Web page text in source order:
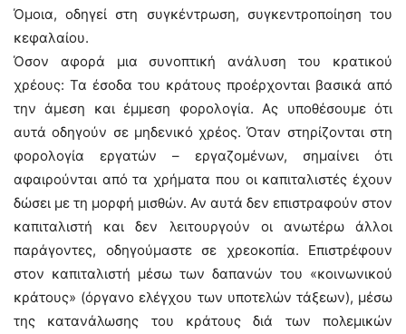
Όμοια, οδηγεί στη συγκέντρωση, συγκεντροποίηση του
κεφαλαίου.
Όσον αφορά μια συνοπτική ανάλυση του κρατικού
χρέους: Τα έσοδα του κράτους προέρχονται βασικά από
την άμεση και έμμεση φορολογία. Ας υποθέσουμε ότι
αυτά οδηγούν σε μηδενικό χρέος. Όταν στηρίζονται στη
φορολογία εργατών – εργαζομένων, σημαίνει ότι
αφαιρούνται από τα χρήματα που οι καπιταλιστές έχουν
δώσει με τη μορφή μισθών. Αν αυτά δεν επιστραφούν στον
καπιταλιστή και δεν λειτουργούν οι ανωτέρω άλλοι
παράγοντες, οδηγούμαστε σε χρεοκοπία. Επιστρέφουν
στον καπιταλιστή μέσω των δαπανών του «κοινωνικού
κράτους» (όργανο ελέγχου των υποτελών τάξεων), μέσω
της κατανάλωσης του κράτους διά των πολεμικών